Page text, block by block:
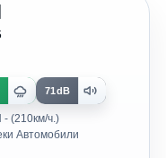
71dB
- (210км/ч.)
Автомобили